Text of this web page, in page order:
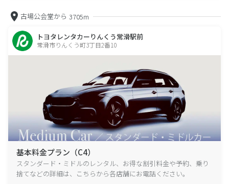
古場公会堂から 3705m
トヨタレンタカーりんくう常滑駅前
常滑市りんくう町3丁目2番10
基本料金プラン（C4）
スタンダード・ミドルのレンタル、お得な割引料金や予約、乗り
捨てなどの詳細は、こちらから各店舗にお電話ください。